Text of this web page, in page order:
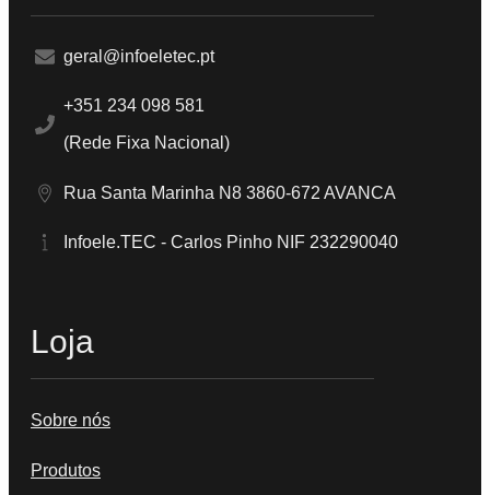
geral@infoeletec.pt
+351 234 098 581
(Rede Fixa Nacional)
Rua Santa Marinha N8 3860-672 AVANCA
Infoele.TEC - Carlos Pinho NIF 232290040
Loja
Sobre nós
Produtos